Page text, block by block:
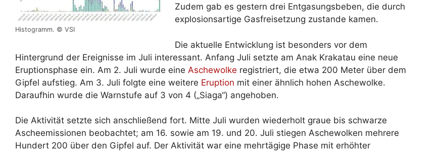
Histogramm. © VSI
Zudem gab es gestern drei Entgasungsbeben, die durch
explosionsartige Gasfreisetzung zustande kamen.
Die aktuelle Entwicklung ist besonders vor dem
Hintergrund der Ereignisse im Juli interessant. Anfang Juli setzte am Anak Krakatau eine neue
Eruptionsphase ein. Am 2. Juli wurde eine Aschewolke registriert, die etwa 200 Meter über dem
Gipfel aufstieg. Am 3. Juli folgte eine weitere Eruption mit einer ähnlich hohen Aschewolke.
Daraufhin wurde die Warnstufe auf 3 von 4 („Siaga“) angehoben.
Die Aktivität setzte sich anschließend fort. Mitte Juli wurden wiederholt graue bis schwarze
Ascheemissionen beobachtet; am 16. sowie am 19. und 20. Juli stiegen Aschewolken mehrere
Hundert 200 über den Gipfel auf. Der Aktivität war eine mehrtägige Phase mit erhöhter